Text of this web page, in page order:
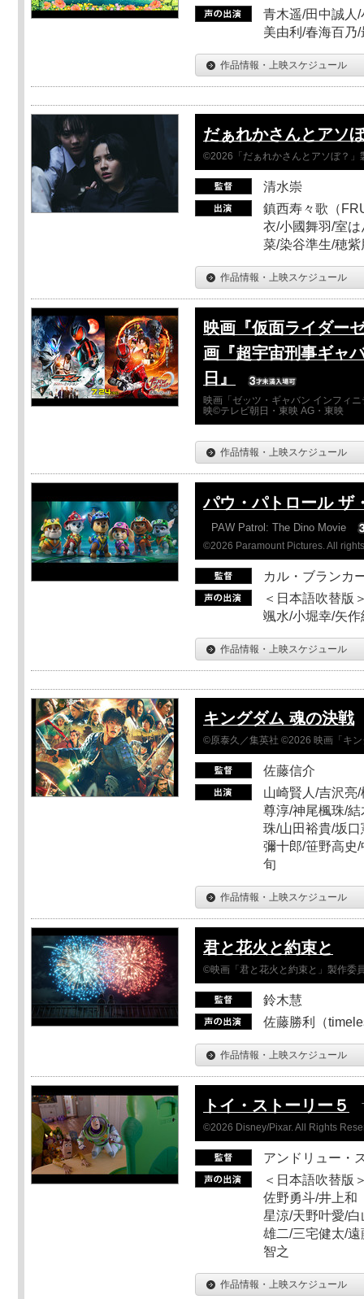
青木遥/田中誠人
美由利/春海百乃
作品情報・上映スケジュール
だぁれかさんとアソ
©2026「だぁれかさんとアソぼ？」
清水崇
鎮西寿々歌（
衣/小國舞羽/室
菜/染谷準生/穂
作品情報・上映スケジュール
映画『仮面ライダー
画『超宇宙刑事ギャ
日』
映画「ゼッツ・ギャバン インフィ
映©テレビ朝日・東映 AG・東映
作品情報・上映スケジュール
パウ・パトロール ザ
PAW Patrol: The Dino Movie
©2026 Paramount Pictures. All
カル・ブランカ
＜日本語吹替版
颯水/小堀幸/矢作
作品情報・上映スケジュール
キングダム 魂の決戦
©原泰久／集英社 ©2026 映画「キ
佐藤信介
山崎賢人/吉沢亮
尊淳/神尾楓珠/
珠/山田裕貴/坂
彌十郎/笹野高史
旬
作品情報・上映スケジュール
君と花火と約束と
©映画「君と花火と約束と」製作委
鈴木慧
佐藤勝利（
作品情報・上映スケジュール
トイ・ストーリー５
©2026 Disney/Pixar. All Rights
アンドリュー・
＜日本語吹替版
佐野勇斗/井上和
星涼/天野叶愛/
雄二/三宅健太/
智之
作品情報・上映スケジュール